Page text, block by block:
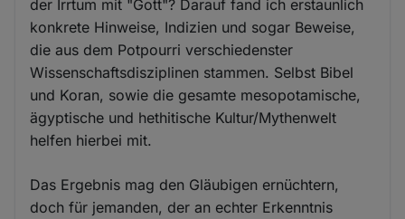
der Irrtum mit "Gott"? Darauf fand ich erstaunlich
konkrete Hinweise, Indizien und sogar Beweise,
die aus dem Potpourri verschiedenster
Wissenschaftsdisziplinen stammen. Selbst Bibel
und Koran, sowie die gesamte mesopotamische,
ägyptische und hethitische Kultur/Mythenwelt
helfen hierbei mit.
Das Ergebnis mag den Gläubigen ernüchtern,
doch für jemanden, der an echter Erkenntnis